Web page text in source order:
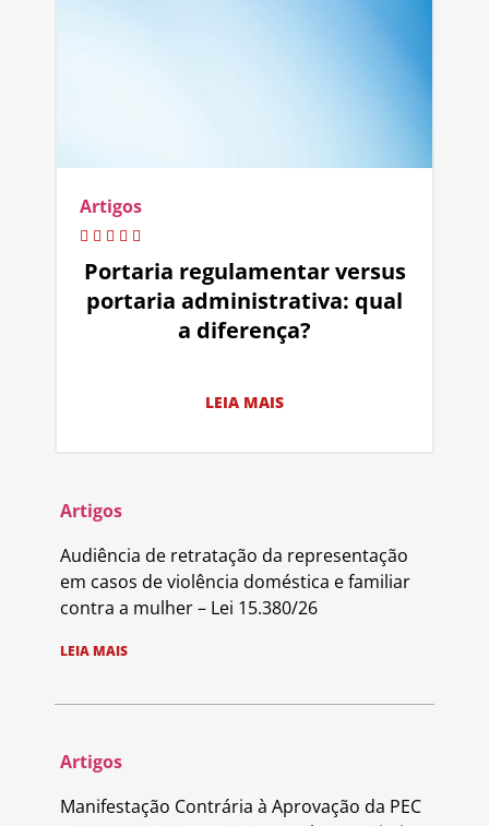
Artigos
Portaria regulamentar versus
portaria administrativa: qual
a diferença?
LEIA MAIS
Artigos
Audiência de retratação da representação
em casos de violência doméstica e familiar
contra a mulher – Lei 15.380/26
LEIA MAIS
Artigos
Manifestação Contrária à Aprovação da PEC